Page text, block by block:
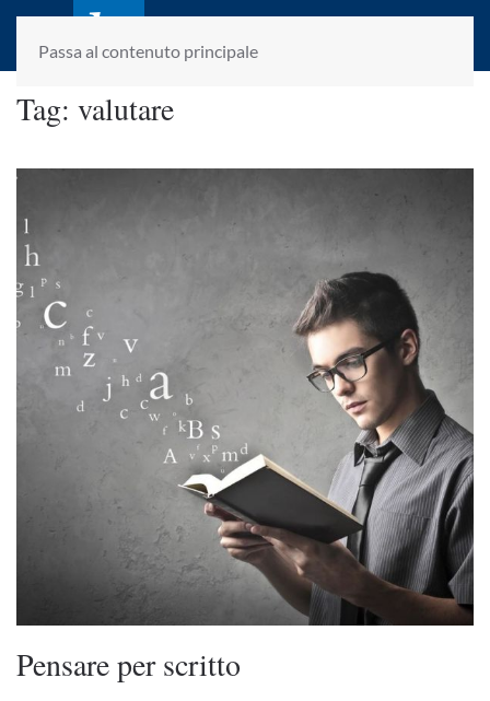
Passa al contenuto principale
laletteraturaenoi.it
fondato da Romano Luperini
Tag: valutare
Pensare per scritto